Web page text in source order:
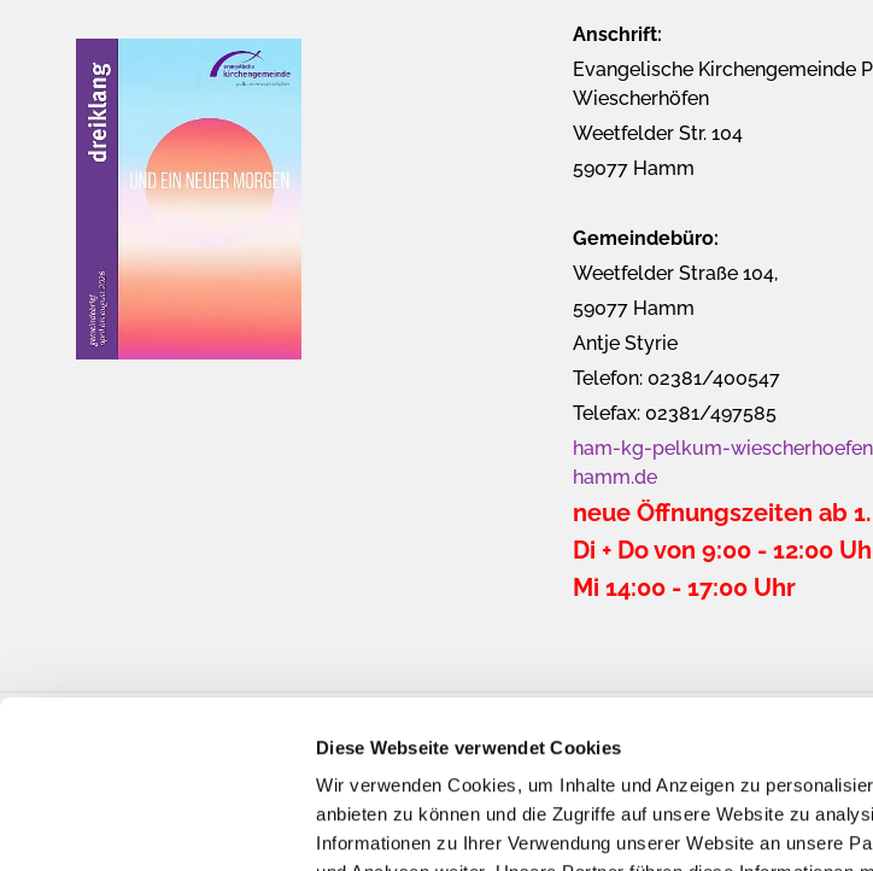
Diese Webseite verwendet Cookies
Wir verwenden Cookies, um Inhalte und Anzeigen zu
anbieten zu können und die Zugriffe auf unsere Website zu
Informationen zu Ihrer Verwendung unserer Website an unsere
Anschrift:
Evangelische Kirchengemeinde
Wiescherhöfen
Weetfelder Str. 104
59077 Hamm
Gemeindebüro:
Weetfelder Straße 104,
59077 Hamm
Antje Styrie
Telefon: 02381/400547
Telefax: 02381/497585
ham-kg-pelkum-
hamm.de
neue Öffnungszeiten ab
Di + Do von 9:00 - 12:00
Mi 14:00 - 17:00 Uhr